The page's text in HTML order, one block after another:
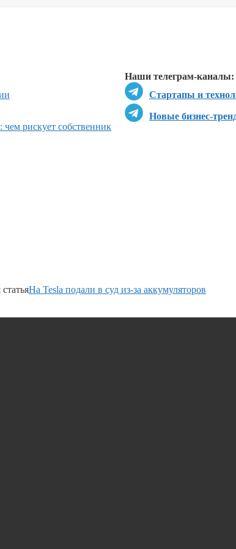
Наши телеграм-каналы:
Стартапы и
Новые бизнес-
рискует собственник
На Tesla подали в суд из-за аккумуляторов